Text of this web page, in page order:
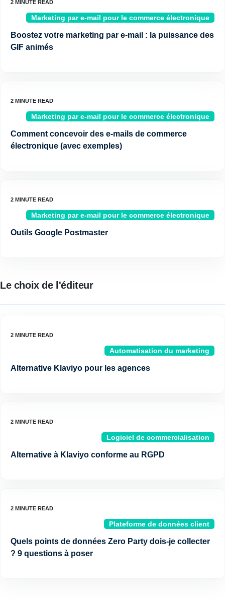
Marketing par e-mail pour le commerce électronique
Boostez votre marketing par e-mail : la puissance des
GIF animés
Marketing par e-mail pour le commerce électronique
Comment concevoir des e-mails de commerce
électronique (avec exemples)
Marketing par e-mail pour le commerce électronique
Outils Google Postmaster
Le choix de l'éditeur
Automatisation du marketing
Alternative Klaviyo pour les agences
Logiciel de commercialisation
Alternative à Klaviyo conforme au RGPD
Plateforme de données client
Quels points de données Zero Party dois-je collecter
? 9 questions à poser